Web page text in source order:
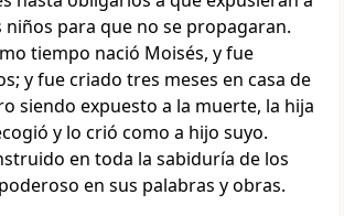
niños para que no se propagaran.
tiempo nació Moisés, y fue
y fue criado tres meses en casa de
siendo expuesto a la muerte, la hija
y lo crió como a hijo suyo.
en toda la sabiduría de los
en sus palabras y obras.